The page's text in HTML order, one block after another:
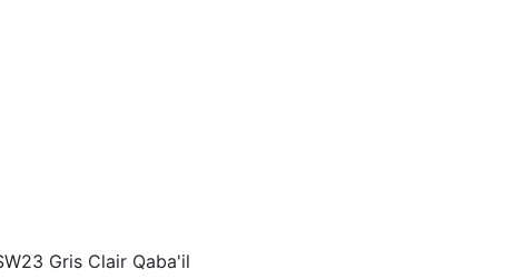
Gris Clair Qaba'il